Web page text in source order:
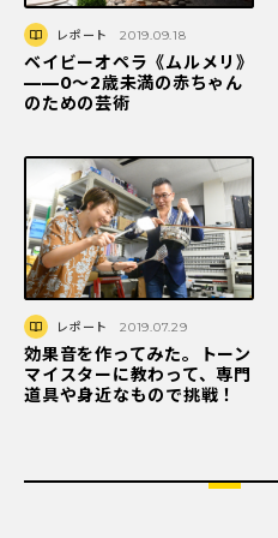
レポート 2019.09.18
ベイビーオペラ《ムルメリ》
——0～2歳未満の赤ちゃん
のための芸術
レポート 2019.07.29
効果音を作ってみた。トーン
マイスターに教わって、専門
道具や身近なもので挑戦！